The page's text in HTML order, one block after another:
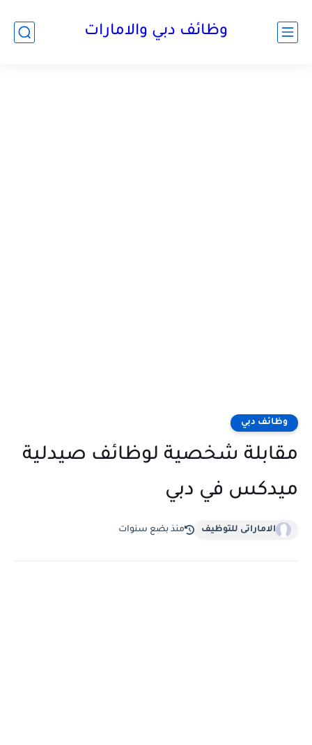
وظائف دبي والامارات
وظائف دبي
مقابلة شخصية لوظائف صيدلية
ميدكس في دبي
الاماراتى للتوظيف منذ بضع سنوات